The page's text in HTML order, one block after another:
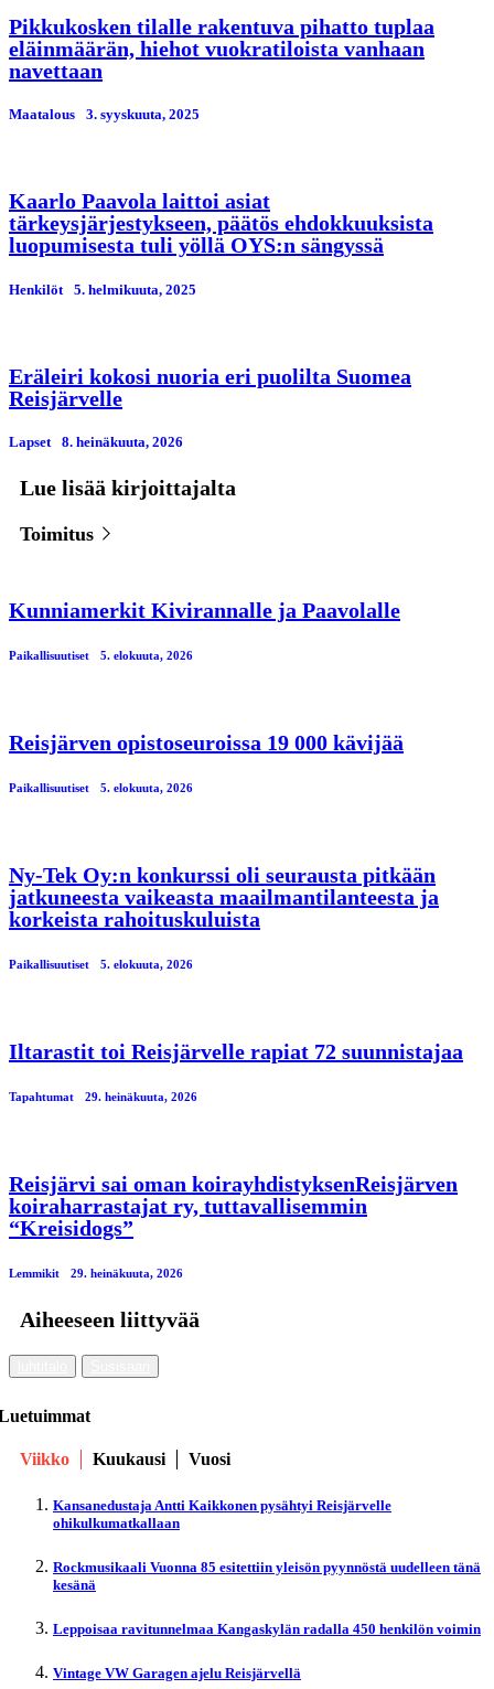
Pikkukosken tilalle rakentuva pihatto tuplaa
eläinmäärän, hiehot vuokratiloista vanhaan
navettaan
Maatalous 3. syyskuuta, 2025
Kaarlo Paavola laittoi asiat
tärkeysjärjestykseen, päätös ehdokkuuksista
luopumisesta tuli yöllä OYS:n sängyssä
Henkilöt 5. helmikuuta, 2025
Eräleiri kokosi nuoria eri puolilta Suomea
Reisjärvelle
Lapset 8. heinäkuuta, 2026
Lue lisää kirjoittajalta
Toimitus
Kunniamerkit Kivirannalle ja Paavolalle
Paikallisuutiset 5. elokuuta, 2026
Reisjärven opistoseuroissa 19 000 kävijää
Paikallisuutiset 5. elokuuta, 2026
Ny-Tek Oy:n konkurssi oli seurausta pitkään
jatkuneesta vaikeasta maailmantilanteesta ja
korkeista rahoituskuluista
Paikallisuutiset 5. elokuuta, 2026
Iltarastit toi Reisjärvelle rapiat 72 suunnistajaa
Tapahtumat 29. heinäkuuta, 2026
Reisjärvi sai oman koirayhdistyksenReisjärven
koiraharrastajat ry, tuttavallisemmin
“Kreisidogs”
Lemmikit 29. heinäkuuta, 2026
Aiheeseen liittyvää
Viikko Kuukausi Vuosi
Kansanedustaja Antti Kaikkonen pysähtyi Reisjärvelle
ohikulkumatkallaan
Rockmusikaali Vuonna 85 esitettiin yleisön pyynnöstä uudelleen tänä
kesänä
Leppoisaa ravitunnelmaa Kangaskylän radalla 450 henkilön voimin
Vintage VW Garagen ajelu Reisjärvellä